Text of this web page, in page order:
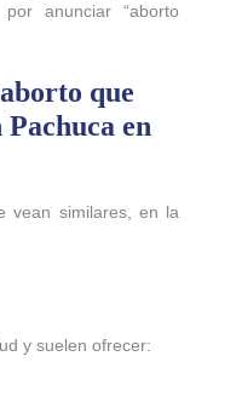
anunciar “aborto
que
en
vean similares, en la
y suelen ofrecer: